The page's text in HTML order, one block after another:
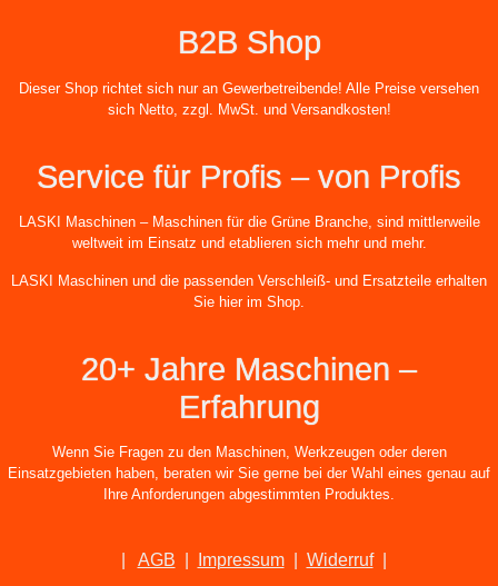
B2B Shop
Dieser Shop richtet sich nur an Gewerbetreibende! Alle Preise versehen
sich Netto, zzgl. MwSt. und Versandkosten!
Service für Profis – von Profis
LASKI Maschinen – Maschinen für die Grüne Branche, sind mittlerweile
weltweit im Einsatz und etablieren sich mehr und mehr.
LASKI Maschinen und die passenden Verschleiß- und Ersatzteile erhalten
Sie hier im Shop.
20+ Jahre Maschinen –
Erfahrung
Wenn Sie Fragen zu den Maschinen, Werkzeugen oder deren
Einsatzgebieten haben, beraten wir Sie gerne bei der Wahl eines genau auf
Ihre Anforderungen abgestimmten Produktes.
AGB Impressum| Widerruf|